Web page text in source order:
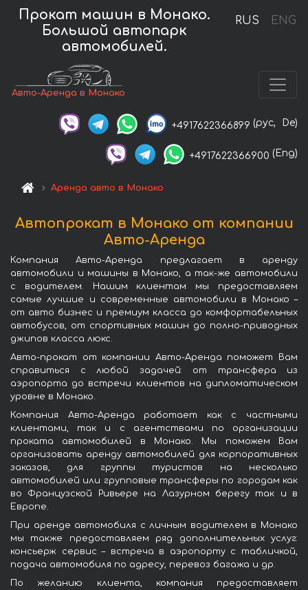
RUS ENG
Прокат машин в Монако.
Большой автопарк
автомобилей.
Авто-Аренда в Монако
+4917622366899 (рус, De)
+4917622366900 (Eng)
Аренда авто в Монако
Автопрокат в Монако от компании
Авто-Аренда
Компания Авто-Аренда предлагает в аренду
автомобили и машины в Монако, а так-же автомобили
с водителем. Нашим клиентам мы предоставляем
самые лучшие и современные автомобили в Монако –
от авто бизнес и премиум класса до комфортабельных
автобусов, от спортивных машин до полно-приводных
джипов класса люкс.
Авто-прокат от компании Авто-Аренда поможет Вам
справиться с любой задачей: от трансфера из
аэропорта до встречи клиентов на дипломатическом
уровне в Монако.
Компания Авто-Аренда работает как с частными
клиентами, так и с агентствами по организации
проката автомобилей в Монако. Мы поможем Вам
организовать аренду автомобилей для корпоративных
заказов, для группы туристов на несколько
автомобилей или групповые трансферы по городам как
во Французской Ривьере на Лазурном берегу так и в
Европе.
При аренде автомобиля с личным водителем в Монако
мы также предоставляем ряд дополнительных услуг:
консьерж сервис – встреча в аэропорту с табличкой,
подача автомобиля по адресу, перевоз багажа и др.
По желанию клиента, компания предоставляет